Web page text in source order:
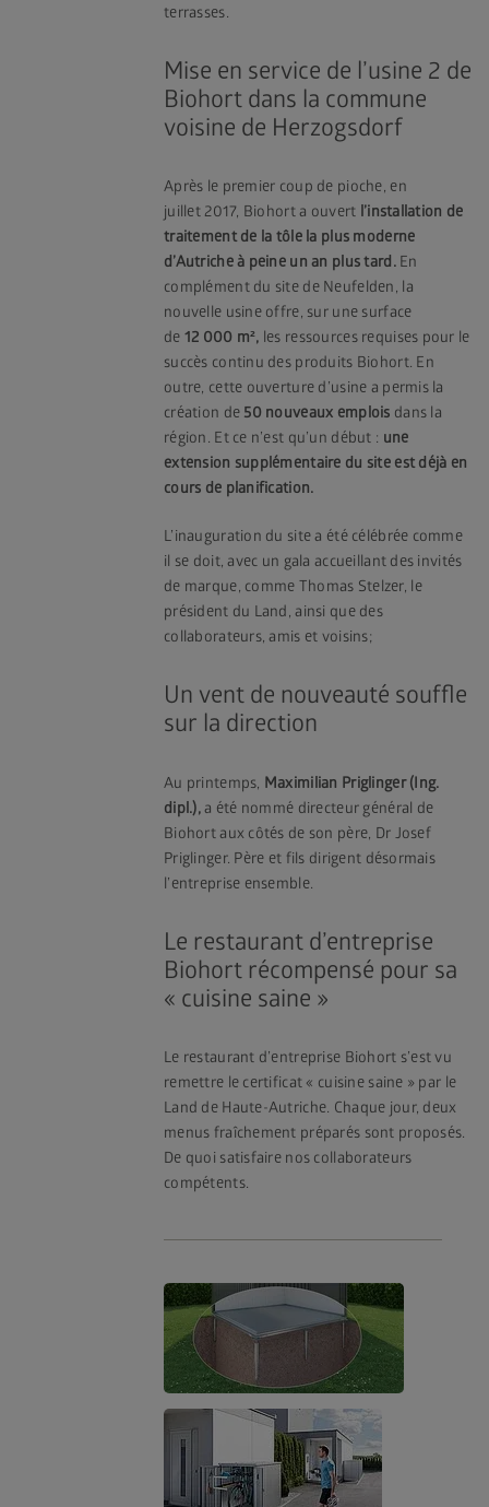
terrasses.
Mise en service de l’usine 2 de
Biohort dans la commune
voisine de Herzogsdorf
Après le premier coup de pioche, en
juillet 2017, Biohort a ouvert l’installation de
traitement de la tôle la plus moderne
d’Autriche à peine un an plus tard.En
complément du site de Neufelden, la
nouvelle usine offre, sur une surface
de 12 000 m², les ressources requises pour le
succès continu des produits Biohort. En
outre, cette ouverture d’usine a permis la
création de 50 nouveaux emplois dans la
région. Et ce n’est qu’un début : une
extension supplémentaire du site est déjà en
cours de planification.
L’inauguration du site a été célébrée comme
il se doit, avec un gala accueillant des invités
de marque, comme Thomas Stelzer, le
président du Land, ainsi que des
collaborateurs, amis et voisins;
Un vent de nouveauté souffle
sur la direction
Au printemps, Maximilian Priglinger (Ing.
dipl.),a été nommé directeur général de
Biohort aux côtés de son père, Dr Josef
Priglinger. Père et fils dirigent désormais
l’entreprise ensemble.
Le restaurant d’entreprise
Biohort récompensé pour sa
« cuisine saine »
Le restaurant d’entreprise Biohort s’est vu
remettre le certificat « cuisine saine » par le
Land de Haute-Autriche. Chaque jour, deux
menus fraîchement préparés sont proposés.
De quoi satisfaire nos collaborateurs
compétents.